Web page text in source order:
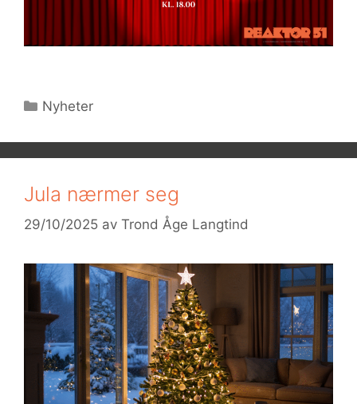
Kategorier
Nyheter
Jula nærmer seg
29/10/2025 av Trond Åge Langtind